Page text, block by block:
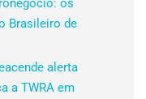
os
Brasileiro de
alerta
a TWRA em